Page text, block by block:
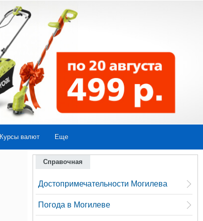
Курсы валют Еще
Справочная
Достопримечательности Могилева
Погода в Могилеве